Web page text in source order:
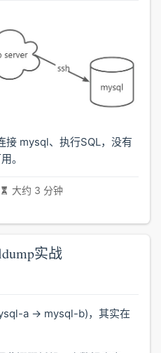
接 mysql、执行SQL，没有
。
大约 3 分钟
实战
a -> mysql-b)，其实在